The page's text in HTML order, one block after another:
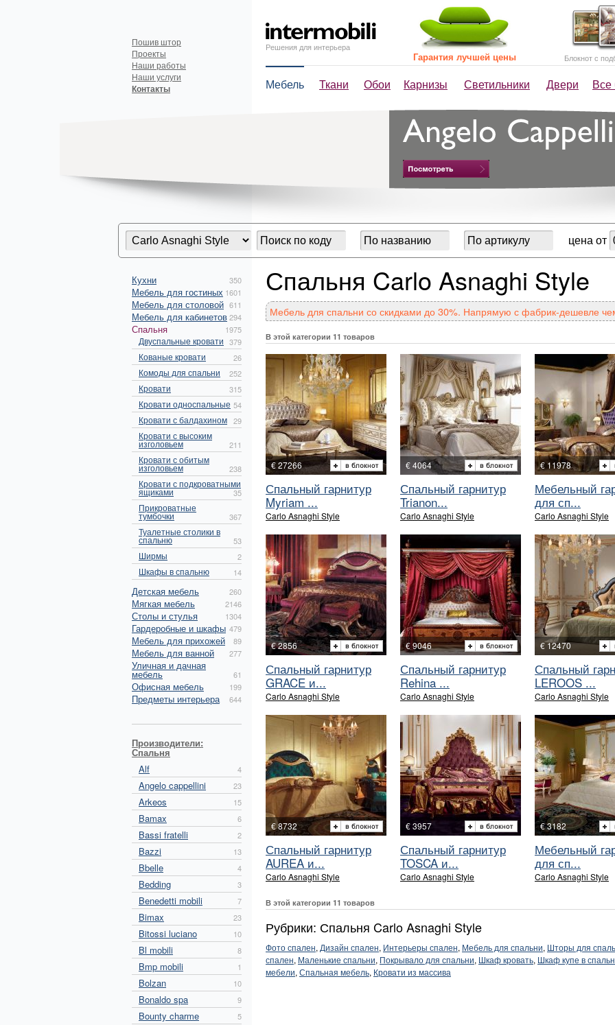
Решения для интерьера
Мебель Ткани Обои Карнизы Светильники Двери Все
Пошив штор
Проекты
Наши работы
Наши услуги
Контакты
Гарантия лучшей цены Блокнот с
цена от
Кухни 350
Мебель для гостиных 1601
Мебель для столовой 611
Мебель для кабинетов294
Спальня 1975
Двуспальные кровати 379
Кованые кровати 26
Комоды для спальни 252
Кровати 315
Кровати односпальные 54
Кровати с балдахином 29
Кровати с высоким
изголовьем 211
Кровати с обитым
изголовьем 238
Кровати с подкроватными
ящиками 35
Прикроватные
тумбочки 367
Туалетные столики в
спальню 53
Ширмы 2
Шкафы в спальню 14
Детская мебель 260
Мягкая мебель 2146
Столы и стулья 1304
Гардеробные и шкафы 479
Мебель для прихожей 89
Мебель для ванной 277
Уличная и дачная
мебель 61
Офисная мебель 199
Предметы интерьера 644
Производители:
Спальня
Alf
4
Angelo cappellini 23
Arkeos 15
Bamax 6
Bassi fratelli 2
Bazzi 13
Bbelle 4
Bedding 3
Benedetti mobili 7
Bimax 23
Bitossi luciano 10
Bl mobili 8
Bmp mobili 1
Bolzan 10
Bonaldo spa 9
Bounty charme 5
Спальня Carlo Asnaghi Style
Мебель для спальни со скидками до 30%. Напрямую с фабрик-дешевле
В этой категории 11 товаров
€ 27266
Спальный гарнитур
Myriam ...
Carlo Asnaghi Style
€ 4064
Спальный гарнитур
Trianon...
Carlo Asnaghi Style
€ 11978
Мебельный
для сп...
Carlo Asnaghi Style
€ 2856
Спальный гарнитур
GRACE и...
Carlo Asnaghi Style
€ 9046
Спальный гарнитур
Rehina ...
Carlo Asnaghi Style
€ 12470
Спальный
LEROOS ...
Carlo Asnaghi Style
€ 8732
Спальный гарнитур
AUREA и...
Carlo Asnaghi Style
€ 3957
Спальный гарнитур
TOSCA и...
Carlo Asnaghi Style
€ 3182
Мебельный
для сп...
Carlo Asnaghi Style
В этой категории 11 товаров
Рубрики: Спальня Carlo Asnaghi Style
Фото спален, Дизайн спален, Интерьеры спален, Мебель для спальни, Шторы для
спален, Маленькие спальни, Покрывало для спальни, Шкаф кровать, Шкаф купе в
мебели, Спальная мебель, Кровати из массива